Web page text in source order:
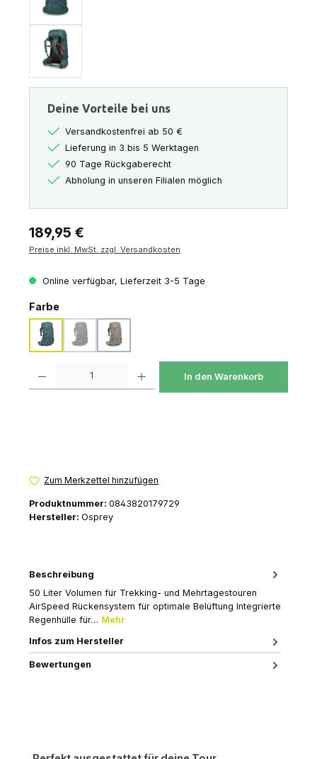
Deine Vorteile bei uns
Versandkostenfrei ab 50 €
Lieferung in 3 bis 5 Werktagen
90 Tage Rückgaberecht
Abholung in unseren Filialen möglich
Regulärer Preis:
189,95 €
Preise inkl. MwSt. zzgl. Versandkosten
Online verfügbar, Lieferzeit 3-5 Tage
Farbeauswählen
cascade blue melon orange
dark charcoal gray wolf
(Diese Option ist zurzeit nicht verfügbar.)
pediment grey linen tan
In den Warenkorb
Zum Merkzettel hinzufügen
Produktnummer: 0843820179729
Hersteller: Osprey
Beschreibung
50 Liter Volumen für Trekking- und Mehrtagestouren
AirSpeed Rückensystem für optimale Belüftung Integrierte
Regenhülle für… Mehr
Infos zum Hersteller
Bewertungen
Produktgalerie überspringen